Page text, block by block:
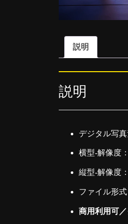
説明
説明
デジタル写
横型-解像度
縦型-解像度
ファイル形式
商用利用可